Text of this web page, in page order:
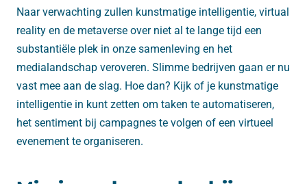
Naar verwachting zullen kunstmatige intelligentie, virtual
reality en de metaverse over niet al te lange tijd een
substantiële plek in onze samenleving en het
medialandschap veroveren. Slimme bedrijven gaan er nu
vast mee aan de slag. Hoe dan? Kijk of je kunstmatige
intelligentie in kunt zetten om taken te automatiseren,
het sentiment bij campagnes te volgen of een virtueel
evenement te organiseren.